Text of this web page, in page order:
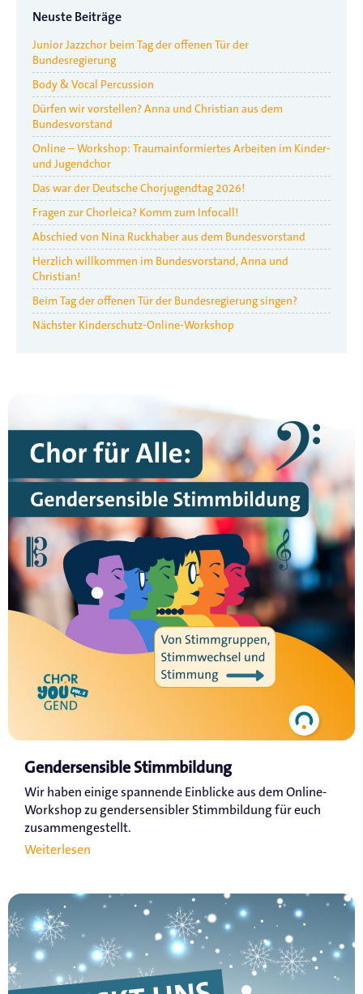
Neuste Beiträge
Junior Jazzchor beim Tag der offenen Tür der
Bundesregierung
Body & Vocal Percussion
Dürfen wir vorstellen? Anna und Christian aus dem
Bundesvorstand
Online – Workshop: Traumainformiertes Arbeiten im Kinder-
und Jugendchor
Das war der Deutsche Chorjugendtag 2026!
Fragen zur Chorleica? Komm zum Infocall!
Abschied von Nina Ruckhaber aus dem Bundesvorstand
Herzlich willkommen im Bundesvorstand, Anna und
Christian!
Beim Tag der offenen Tür der Bundesregierung singen?
Nächster Kinderschutz-Online-Workshop
Gendersensible Stimmbildung
Wir haben einige spannende Einblicke aus dem Online-
Workshop zu gendersensibler Stimmbildung für euch
zusammengestellt.
Weiterlesen